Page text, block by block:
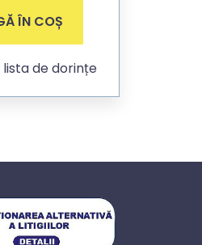
ÎN COȘ
lista de dorințe